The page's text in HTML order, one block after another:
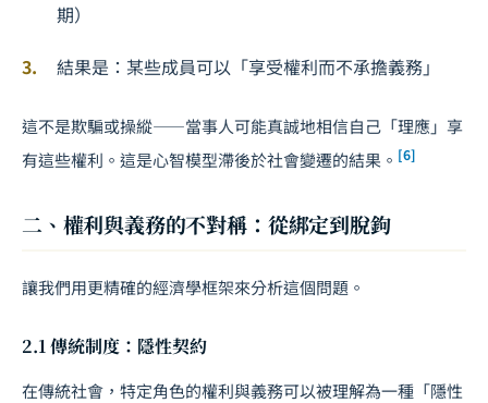
期）
結果是：某些成員可以「享受權利而不承擔義務」
這不是欺騙或操縱——當事人可能真誠地相信自己「理應」享
有這些權利。這是心智模型滯後於社會變遷的結果。 [6]
二、權利與義務的不對稱：從綁定到脫鉤
讓我們用更精確的經濟學框架來分析這個問題。
2.1 傳統制度：隱性契約
在傳統社會，特定角色的權利與義務可以被理解為一種「隱性